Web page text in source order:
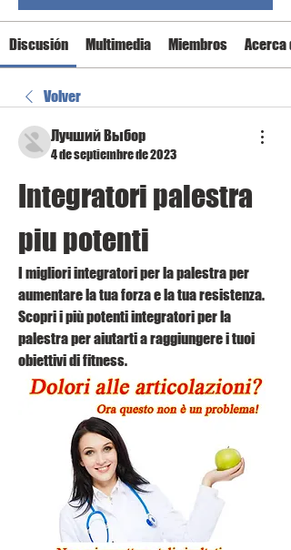
Discusión Multimedia Miembros Acerca
Volver
Лучший Выбор
4 de septiembre de 2023
Integratori palestra
piu potenti
I migliori integratori per la palestra per
aumentare la tua forza e la tua resistenza.
Scopri i più potenti integratori per la
palestra per aiutarti a raggiungere i tuoi
obiettivi di fitness.